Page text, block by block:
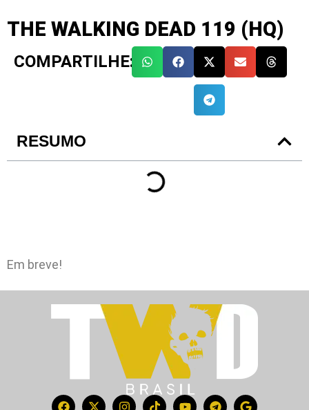
THE WALKING DEAD 119 (HQ)
COMPARTILHE:
RESUMO
Em breve!